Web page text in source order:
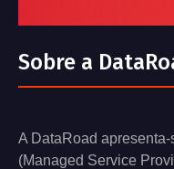
Sobre a
A DataRoad
(Managed Service